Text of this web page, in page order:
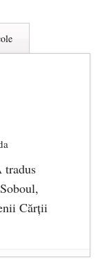
tradus
Cărţii